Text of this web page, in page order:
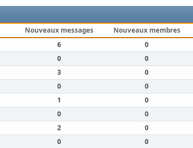
Nouveaux messages Nouveaux membres
6 0
0 0
3 0
0 0
1 0
0 0
2 0
0 0